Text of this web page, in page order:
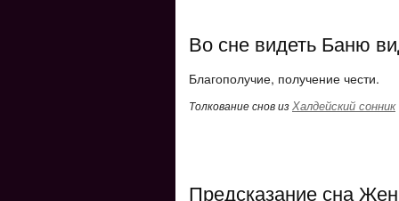
Во сне видеть Баню
Благополучие, получение чести.
Толкование снов изХалдейский сонник
Предсказание сна